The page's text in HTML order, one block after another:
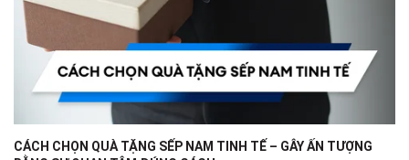
CÁCH CHỌN QUÀ TẶNG SẾP NAM TINH TẾ – GÂY ẤN TƯỢNG